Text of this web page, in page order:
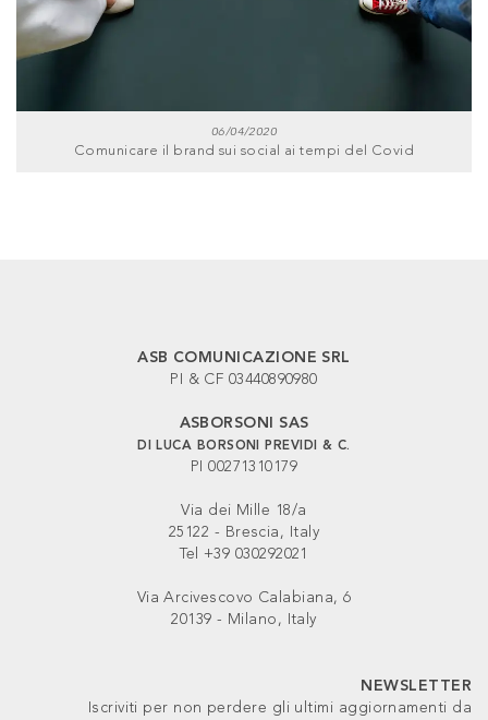
06/04/2020
Comunicare il brand sui social ai tempi del Covid
ASB COMUNICAZIONE SRL
PI & CF 03440890980
ASBORSONI SAS
DI LUCA BORSONI PREVIDI & C.
PI 00271310179
Via dei Mille 18/a
25122 - Brescia, Italy
Tel +39 030292021
Via Arcivescovo Calabiana, 6
20139 - Milano, Italy
NEWSLETTER
Iscriviti per non perdere gli ultimi aggiornamenti da